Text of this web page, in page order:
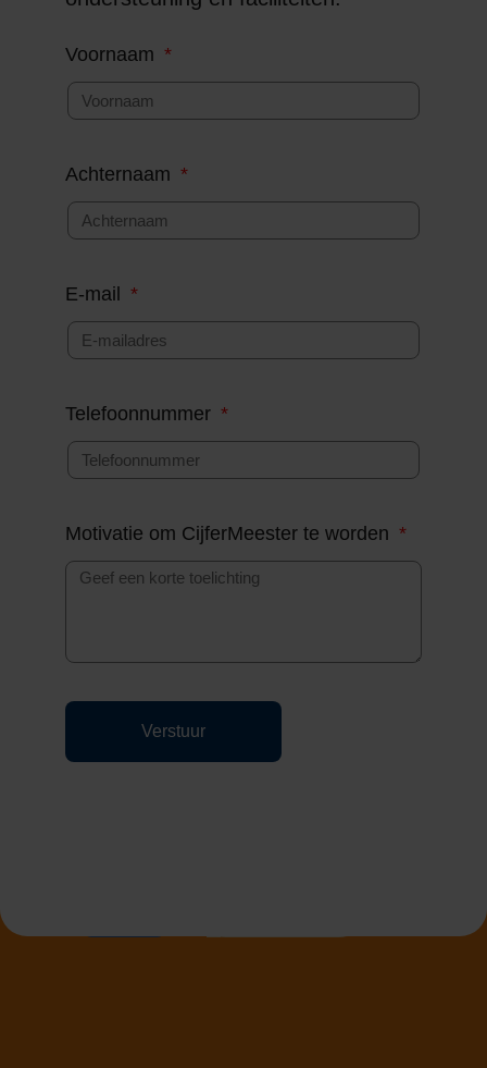
Voornaam
Achternaam
E-mail
Telefoonnummer
Motivatie om CijferMeester te worden
Verstuur